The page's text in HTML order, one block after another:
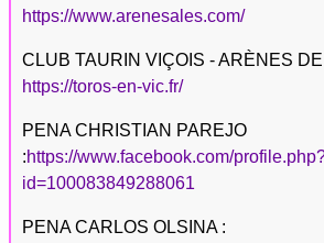
https://www.arenesales.com/
CLUB TAURIN VIÇOIS - ARÈNES
https://toros-en-vic.fr/
PENA CHRISTIAN PAREJO
:https://www.facebook.com/
id=100083849288061
PENA CARLOS OLSINA :